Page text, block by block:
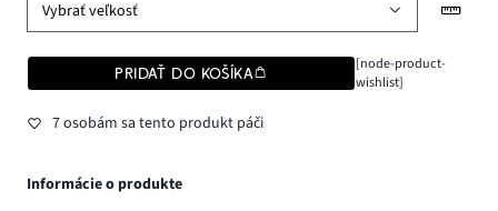
Vybrať veľkosť
PRIDAŤ DO KOŠÍKA
[node-product-
wishlist]
7 osobám sa tento produkt páči
Informácie o produkte